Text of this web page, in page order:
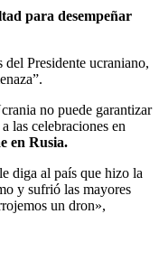
para desempeñar
Presidente ucraniano,
no puede garantizar
las celebraciones en
en Rusia.
diga al país que hizo la
y sufrió las mayores
un dron»,